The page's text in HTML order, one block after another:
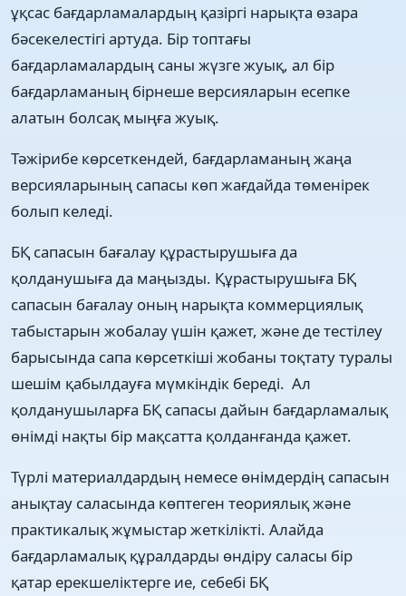
ұқсас бағдарламалардың қазіргі нарықта өзара
бәсекелестігі артуда. Бір топтағы
бағдарламалардың саны жүзге жуық, ал бір
бағдарламаның бірнеше версияларын есепке
алатын болсақ мыңға жуық.
Тәжірибе көрсеткендей, бағдарламаның жаңа
версияларының сапасы көп жағдайда төменірек
болып келеді.
БҚ сапасын бағалау құрастырушыға да
қолданушыға да маңызды. Құрастырушыға БҚ
сапасын бағалау оның нарықта коммерциялық
табыстарын жобалау үшін қажет, және де тестілеу
барысында сапа көрсеткіші жобаны тоқтату туралы
шешім қабылдауға мүмкіндік береді. Ал
қолданушыларға БҚ сапасы дайын бағдарламалық
өнімді нақты бір мақсатта қолданғанда қажет.
Түрлі материалдардың немесе өнімдердің сапасын
анықтау саласында көптеген теориялық және
практикалық жұмыстар жеткілікті. Алайда
бағдарламалық құралдарды өндіру саласы бір
қатар ерекшеліктерге ие, себебі БҚ